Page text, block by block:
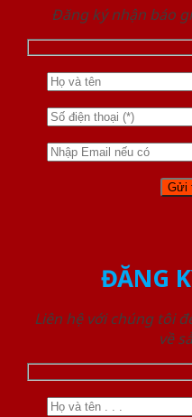
Đăng ký nhận báo
ĐĂNG
Liên hệ với chúng tôi
về